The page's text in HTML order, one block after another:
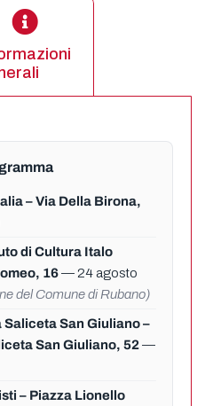
– Via Della Birona,
di Cultura Italo
16— 24 agosto
del Comune di Rubano)
San Giuliano –
San Giuliano, 52—
– Piazza Lionello